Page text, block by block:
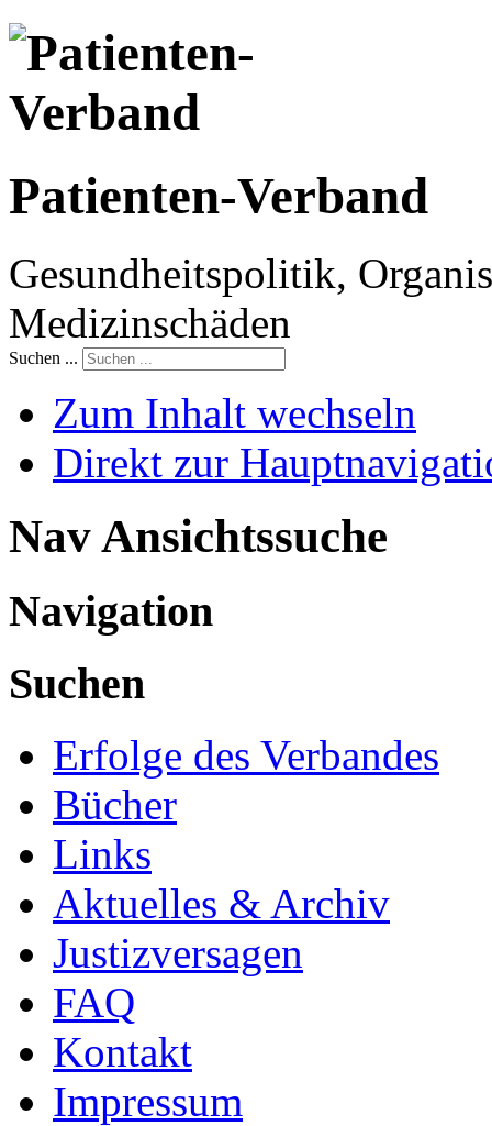
Patienten-Verband
Gesundheitspolitik,
Medizinschäden
Suchen ...
Zum Inhalt wechseln
Direkt zur
Nav Ansichtssuche
Navigation
Suchen
Erfolge des Verbandes
Bücher
Links
Aktuelles & Archiv
Justizversagen
FAQ
Kontakt
Impressum